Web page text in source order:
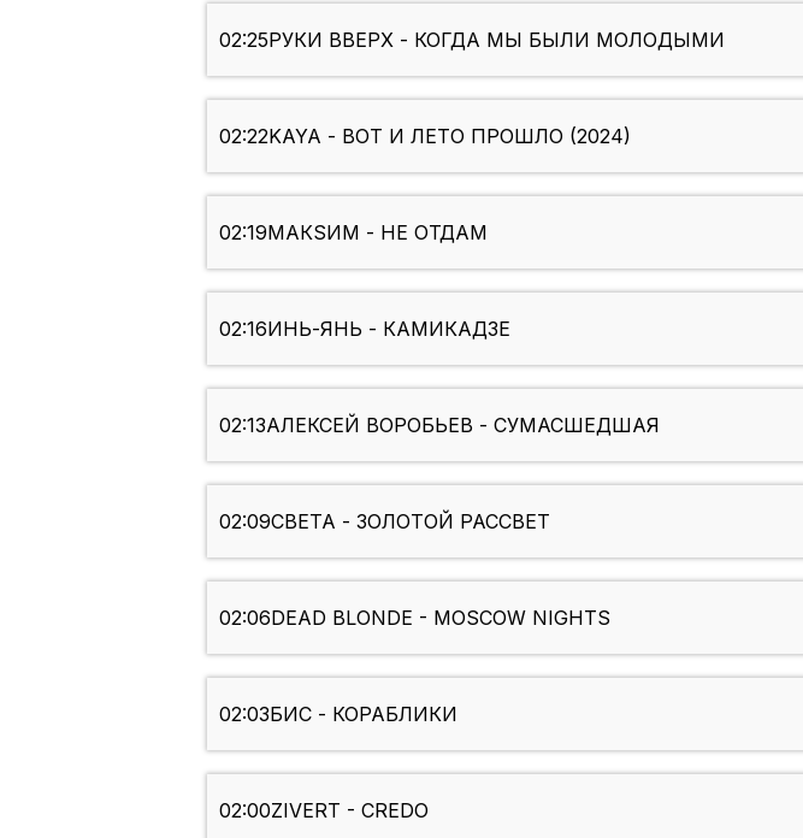
02:25РУКИ ВВЕРХ - КОГДА МЫ БЫЛИ МОЛОДЫМИ
02:22KAYA - ВОТ И ЛЕТО ПРОШЛО (2024)
02:19МАКSИМ - НЕ ОТДАМ
02:16ИНЬ-ЯНЬ - КАМИКАДЗЕ
02:13АЛЕКСЕЙ ВОРОБЬЕВ - СУМАСШЕДШАЯ
02:09СВЕТА - ЗОЛОТОЙ РАССВЕТ
02:06DEAD BLONDE - MOSCOW NIGHTS
02:03БИС - КОРАБЛИКИ
02:00ZIVERT - CREDO